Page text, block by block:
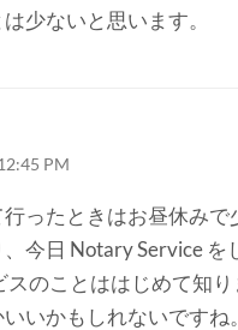
少ないと思います。
PM
ったときはお昼休みで
今日 Notary Service
スのことははじめて知
いかもしれないですね。